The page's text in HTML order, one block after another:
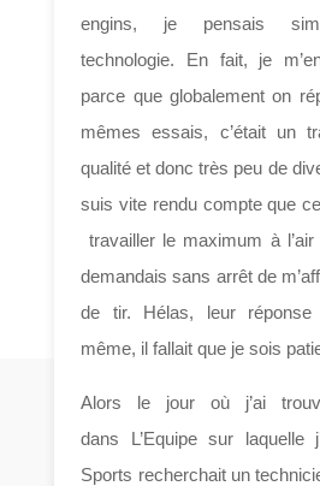
engins, je pensais
technologie. En fait, je
parce que globalement on
mêmes essais, c’était un
qualité et donc très peu de
suis vite rendu compte que
travailler le maximum à
demandais sans arrêt de
de tir. Hélas, leur
même, il fallait que je sois
Alors le jour où j’ai
dans L’Equipe sur laquelle
Sports recherchait un